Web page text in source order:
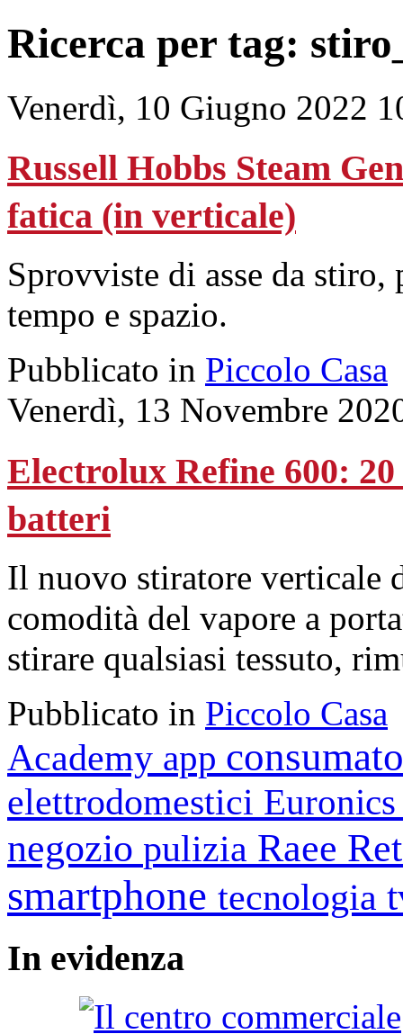
Ricerca per tag:
Venerdì, 10 Giugno 2022
Russell Hobbs Steam
fatica (in verticale)
Sprovviste di asse da
tempo e spazio.
Pubblicato in Piccolo Casa
Venerdì, 13 Novembre
Electrolux Refine 600:
batteri
Il nuovo stiratore verticale
comodità del vapore a
stirare qualsiasi tessuto,
Pubblicato in Piccolo Casa
Academy app
elettrodomestici
negozio pulizia Raee
smartphone tecnologia
In evidenza